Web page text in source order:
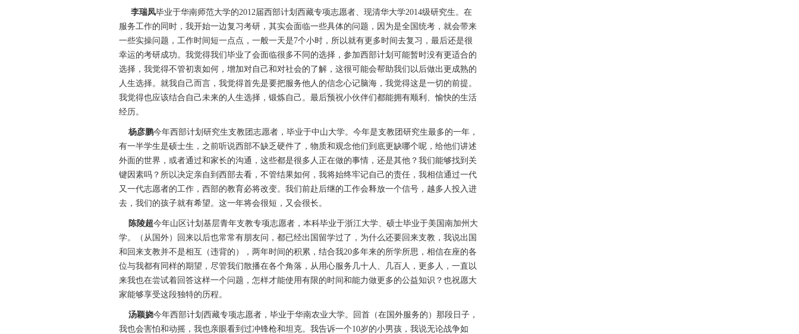
李瑞凤毕业于华南师范大学的2012届西部计划西藏专项志愿者、现清华大学2014级研究生。在
服务工作的同时，我开始一边复习考研，其实会面临一些具体的问题，因为是全国统考，就会带来
一些实操问题，工作时间短一点点，一般一天是7个小时，所以就有更多时间去复习，最后还是很
幸运的考研成功。我觉得我们毕业了会面临很多不同的选择，参加西部计划可能暂时没有更适合的
选择，我觉得不管初衷如何，增加对自己和对社会的了解，这很可能会帮助我们以后做出更成熟的
人生选择。就我自己而言，我觉得首先是要把服务他人的信念心记脑海，我觉得这是一切的前提。
我觉得也应该结合自己未来的人生选择，锻炼自己。最后预祝小伙伴们都能拥有顺利、愉快的生活
经历。
杨彦鹏今年西部计划研究生支教团志愿者，毕业于中山大学。今年是支教团研究生最多的一年，
有一半学生是硕士生，之前听说西部不缺乏硬件了，物质和观念他们到底更缺哪个呢，给他们讲述
外面的世界，或者通过和家长的沟通，这些都是很多人正在做的事情，还是其他？我们能够找到关
键因素吗？所以决定亲自到西部去看，不管结果如何，我将始终牢记自己的责任，我相信通过一代
又一代志愿者的工作，西部的教育必将改变。我们前赴后继的工作会释放一个信号，越多人投入进
去，我们的孩子就有希望。这一年将会很短，又会很长。
陈陵超今年山区计划基层青年支教专项志愿者，本科毕业于浙江大学、硕士毕业于美国南加州大
学。（从国外）回来以后也常常有朋友问，都已经出国留学过了，为什么还要回来支教，我说出国
和回来支教并不是相互（违背的），两年时间的积累，结合我20多年来的所学所思，相信在座的各
位与我都有同样的期望，尽管我们散播在各个角落，从用心服务几十人、几百人，更多人，一直以
来我也在尝试着回答这样一个问题，怎样才能使用有限的时间和能力做更多的公益知识？也祝愿大
家能够享受这段独特的历程。
汤颖娆今年西部计划西藏专项志愿者，毕业于华南农业大学。回首（在国外服务的）那段日子，
我也会害怕和动摇，我也亲眼看到过冲锋枪和坦克。我告诉一个10岁的小男孩，我说无论战争如